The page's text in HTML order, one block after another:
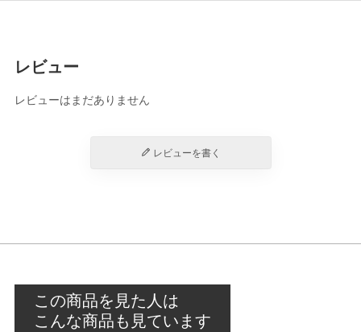
レビュー
レビューはまだありません
レビューを書く
この商品を見た人は
こんな商品も見ています